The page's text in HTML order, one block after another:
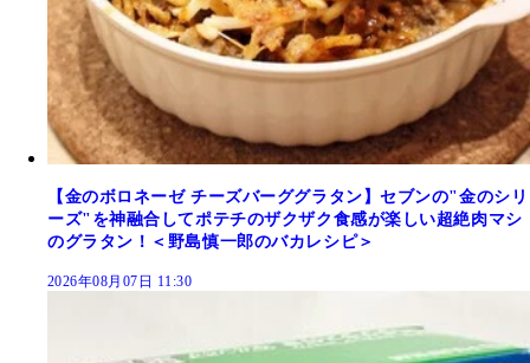
【金のボロネーゼ チーズバーググラタン】セブンの"金のシリ
ーズ"を神融合してポテチのザクザク食感が楽しい超絶肉マシ
のグラタン！＜野島慎一郎のバカレシピ＞
2026年08月07日 11:30